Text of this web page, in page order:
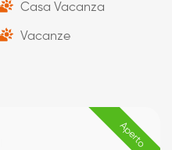
Casa Vacanza
Vacanze
Aperto